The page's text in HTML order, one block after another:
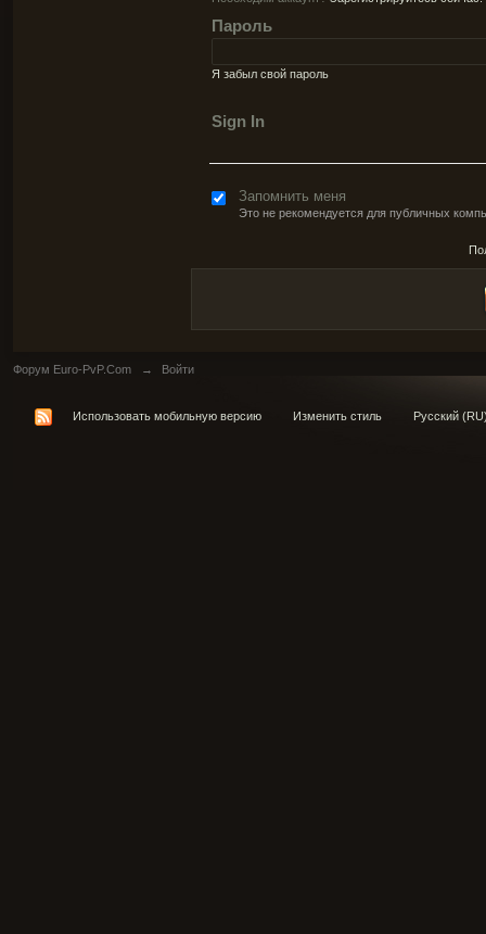
Пароль
Я забыл свой пароль
Sign In
Запомнить меня
Это не рекомендуется для публичных
Форум Euro-PvP.Com → Войти
Использовать мобильную версию Изменить стиль Русский